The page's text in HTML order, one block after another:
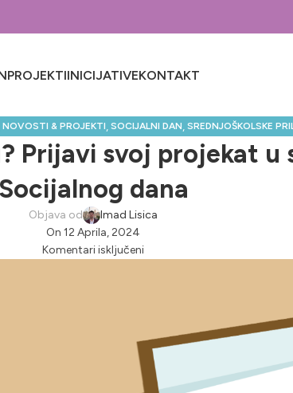
PROJEKTIINICIJATIVEKONTAKT
NOVOSTI & PROJEKTI, SOCIJALNI DAN, SREDNJOŠKOLSKE
Prijavi svoj projekat u
Socijalnog dana
Objava od
Imad Lisica
On 12 Aprila, 2024
Komentari isključeni